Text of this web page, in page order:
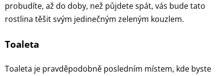
probudíte, až do doby, než půjdete spát, vás bude tato
rostlina těšit svým jedinečným zeleným kouzlem.
Toaleta
Toaleta je pravděpodobně posledním místem, kde byste